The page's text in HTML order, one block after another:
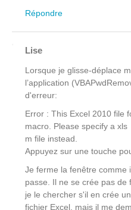
Répondre
Lise
Lorsque je glisse-déplace
l’application
d'erreur:
Error : This Excel 2010 file
macro. Please specify a xls
m file instead.
Appuyez sur une touche
Je ferme la fenêtre comme
passe. Il ne se crée pas de
je le chercher s'il en crée
fichier Excel, mais il me